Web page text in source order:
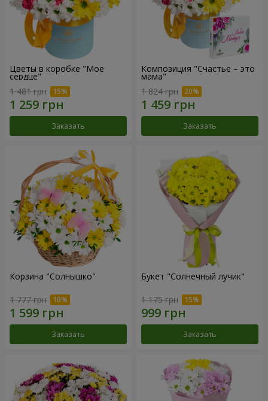
Цветы в коробке "Мое
сердце"
1 481 грн
Заказать
Композиция "Счастье – это
мама"
1 824 грн
Заказать
Корзина "Солнышко"
1 777 грн
Заказать
Букет "Солнечный лучик"
1 175 грн
Заказать